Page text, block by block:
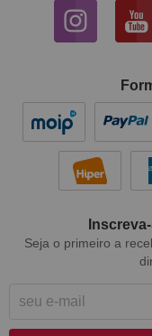
Seja o primeiro a